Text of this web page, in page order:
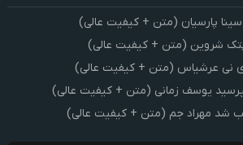
سینا پارسیان (متن + کیفیت عالی)
شروین (متن + کیفیت عالی)
نی عرشیاس (متن + کیفیت عالی)
یوسف زمانی (متن + کیفیت عالی)
شد مهراد جم (متن + کیفیت عالی)